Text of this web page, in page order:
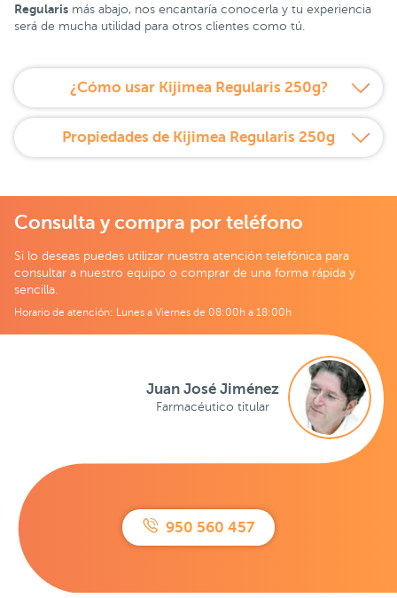
Regularis más abajo, nos encantaría conocerla y tu experiencia
será de mucha utilidad para otros clientes como tú.
¿Cómo usar Kijimea Regularis 250g?
Propiedades de Kijimea Regularis 250g
Consulta y compra por teléfono
Si lo deseas puedes utilizar nuestra atención telefónica para
consultar a nuestro equipo o comprar de una forma rápida y
sencilla.
Horario de atención: Lunes a Viernes de 08:00h a 18:00h
950 560 457
Juan José Jiménez
Farmacéutico titular